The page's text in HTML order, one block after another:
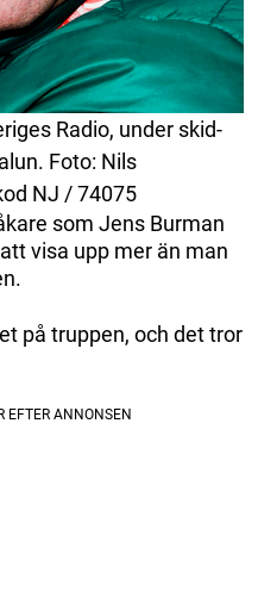
Radio, under skid-
Foto: Nils
NJ / 74075
som Jens Burman
visa upp mer än man
på truppen, och det tror